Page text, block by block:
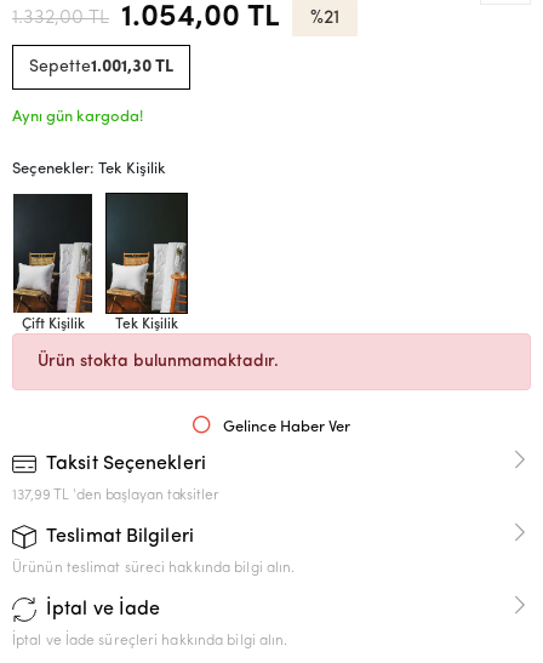
1.332,00 TL 1.054,00 TL %21
Sepette1.001,30 TL
Aynı gün kargoda!
Seçenekler: Tek Kişilik
Çift Kişilik Tek Kişilik
Ürün stokta bulunmamaktadır.
Gelince Haber Ver
Taksit Seçenekleri
137,99 TL 'den başlayan taksitler
Teslimat Bilgileri
Ürünün teslimat süreci hakkında bilgi alın.
İptal ve İade
İptal ve İade süreçleri hakkında bilgi alın.